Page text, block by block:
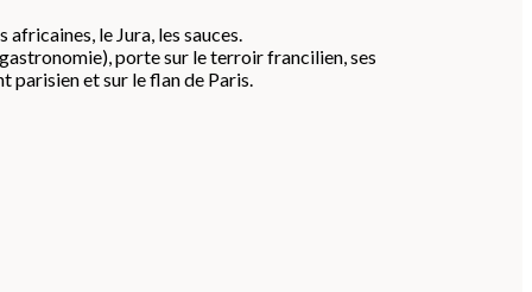
le Jura, les sauces.
porte sur le terroir francilien, ses
parisien et sur le flan de Paris.